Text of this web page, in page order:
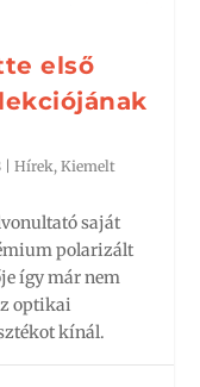
első
|Hírek,Kiemelt
saját
polarizált
így már nem
optikai
kínál.